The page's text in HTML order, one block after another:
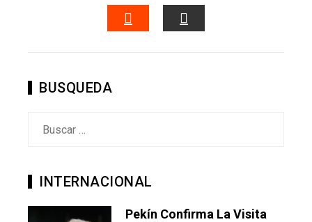
FACEBOOKTWITTERLINKEDIN
BUSQUEDA
INTERNACIONAL
Pekín Confirma La Visita